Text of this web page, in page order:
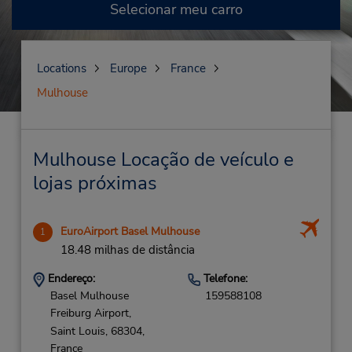
Selecionar meu carro
Locations Europe
France
Mulhouse
Mulhouse Locação de veículo e
lojas próximas
1 EuroAirport Basel Mulhouse
18.48 milhas de distância
Endereço:
Basel Mulhouse
Freiburg Airport,
Saint Louis, 68304,
France
Telefone:
159588108